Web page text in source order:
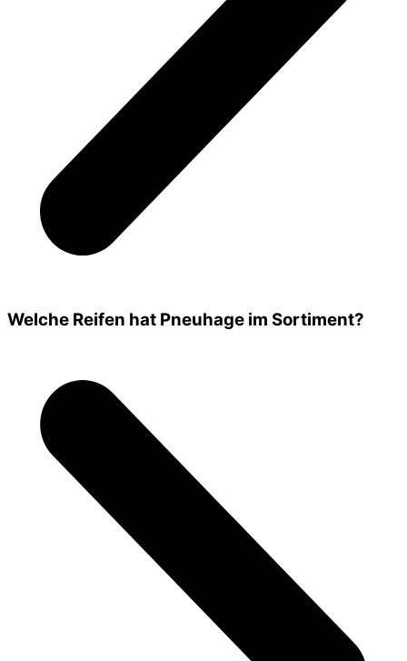
Welche Reifen hat Pneuhage im Sortiment?